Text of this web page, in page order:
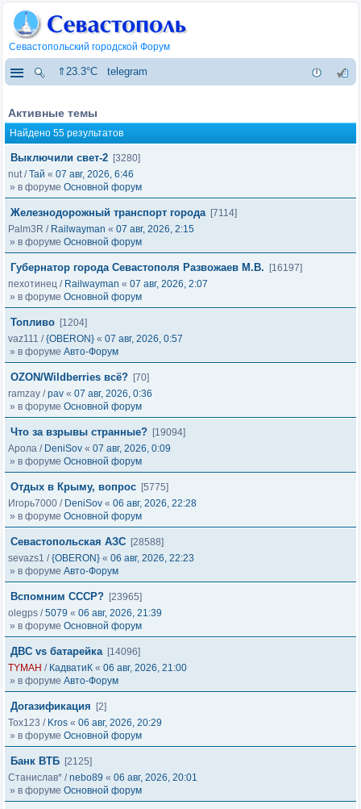
Севастопольский городской Форум
⇑23.3°C telegram
Активные темы
Найдено 55 результатов
Выключили свет-2 [3280]
nut/Тай « 07 авг, 2026, 6:46
» в форуме Основной форум
Железнодорожный транспорт города [7114]
Palm3R / Railwayman « 07 авг, 2026, 2:15
» в форуме Основной форум
Губернатор города Севастополя Развожаев М.В.
[16197]
пехотинец / Railwayman « 07 авг, 2026, 2:07
» в форуме Основной форум
Топливо [1204]
vaz111 /{OBERON} « 07 авг, 2026, 0:57
» в форуме Авто-Форум
OZON/Wildberries всё? [70]
ramzay /pav « 07 авг, 2026, 0:36
» в форуме Основной форум
Что за взрывы странные? [19094]
Арола / DeniSov « 07 авг, 2026, 0:09
» в форуме Основной форум
Отдых в Крыму, вопрос [5775]
Игорь7000 / DeniSov « 06 авг, 2026, 22:28
» в форуме Основной форум
Севастопольская АЗС [28588]
sevazs1 /{OBERON} « 06 авг, 2026, 22:23
» в форуме Авто-Форум
Вспомним СССР? [23965]
olegps /5079 « 06 авг, 2026, 21:39
» в форуме Основной форум
ДВС vs батарейка [14096]
TYMAH / КадватиК « 06 авг, 2026, 21:00
» в форуме Авто-Форум
Догазификация
[2]
Tox123 / Kros « 06 авг, 2026, 20:29
» в форуме Основной форум
Банк ВТБ [2125]
Станислав* /nebo89 « 06 авг, 2026, 20:01
» в форуме Основной форум